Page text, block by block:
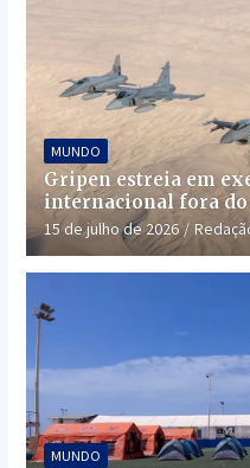
MUNDO
Gripen estreia em
internacional fora
15 de julho de 2026
MUNDO